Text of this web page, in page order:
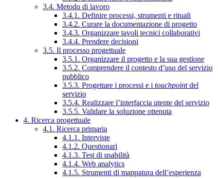
3.4. Metodo di lavoro
3.4.1. Definire processi, strumenti e rituali
3.4.2. Curare la documentazione di progetto
3.4.3. Organizzare tavoli tecnici collaborativi
3.4.4. Prendere decisioni
3.5. Il processo progettuale
3.5.1. Organizzare il progetto e la sua gestione
3.5.2. Comprendere il contesto d’uso del servizio
pubblico
3.5.3. Progettare i processi e i touchpointdel
servizio
3.5.4. Realizzare l’interfaccia utente del servizio
3.5.5. Validare la soluzione ottenuta
4. Ricerca progettuale
4.1. Ricerca primaria
4.1.1. Interviste
4.1.2. Questionari
4.1.3. Test di usabilità
4.1.4. Web analytics
4.1.5. Strumenti di mappatura dell’esperienza